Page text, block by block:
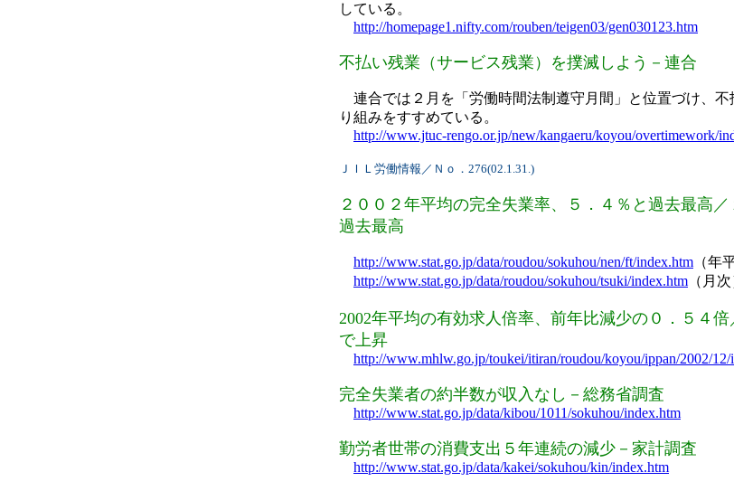
している。
http://homepage1.nifty.com/rouben/teigen03/gen030123.htm
不払い残業（サービス残業）を撲滅しよう－連合
連合では２月を「労働時間法制遵守月間」と位置づけ、不
り組みをすすめている。
http://www.jtuc-rengo.or.jp/new/kangaeru/koyou/overtimework/
ＪＩＬ労働情報／Ｎｏ．276(02.1.31.)
２００２年平均の完全失業率、５．４％と過去最高
過去最高
http://www.stat.go.jp/data/roudou/sokuhou/nen/ft/index.htm （年
http://www.stat.go.jp/data/roudou/sokuhou/tsuki/index.htm （月次
2002年平均の有効求人倍率、前年比減少の０．５４
で上昇
http://www.mhlw.go.jp/toukei/itiran/roudou/koyou/ippan/2002/12/
完全失業者の約半数が収入なし－総務省調査
http://www.stat.go.jp/data/kibou/1011/sokuhou/index.htm
勤労者世帯の消費支出５年連続の減少－家計調査
http://www.stat.go.jp/data/kakei/sokuhou/kin/index.htm